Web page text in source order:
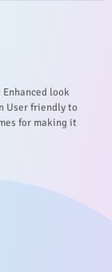
look
User friendly to
for making it